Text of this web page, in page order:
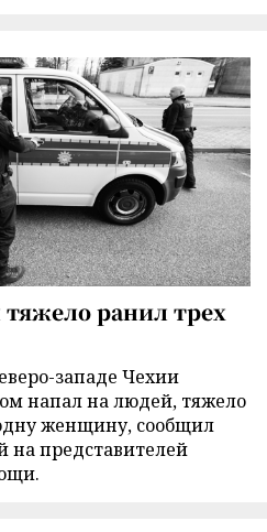
ранил трех
западе Чехии
напал на людей, тяжело
женщину, сообщил
на представителей